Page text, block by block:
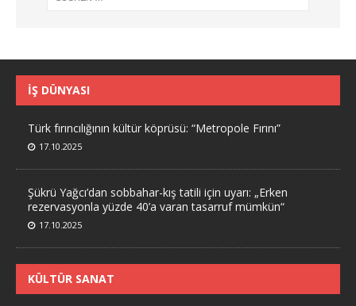
İŞ DÜNYASI
Türk fırıncılığının kültür köprüsü: “Metropole Fırını”
17.10.2025
Şükrü Yağcı’dan sobbahar-kış tatili için uyarı: „Erken
rezervasyonla yüzde 40’a varan tasarruf mümkün“
17.10.2025
KÜLTÜR SANAT